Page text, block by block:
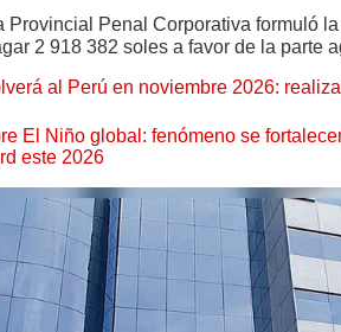
Provincial Penal Corporativa formuló
2 918 382 soles a favor de la parte
al Perú en noviembre 2026:
El Niño global: fenómeno se
este 2026